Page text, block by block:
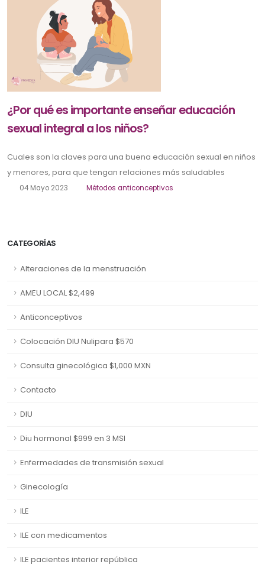
CATEGORÍAS
Alteraciones de la menstruación
AMEU LOCAL $2,499
Anticonceptivos
Colocación DIU Nulipara $570
Consulta ginecológica $1,000 MXN
Contacto
DIU
Diu hormonal $999 en 3 MSI
Enfermedades de transmisión sexual
Ginecología
ILE
ILE con medicamentos
ILE pacientes interior república
¿Por qué es importante enseñar educación
sexual integral a los niños?
Cuales son la claves para una buena educación sexual en niños
y menores, para que tengan relaciones más saludables
04 Mayo 2023 Métodos anticonceptivos